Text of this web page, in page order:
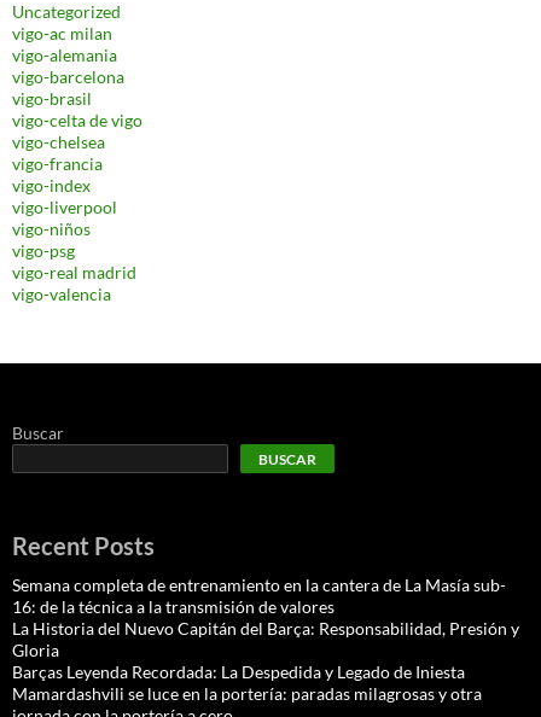
Uncategorized
vigo-ac milan
vigo-alemania
vigo-barcelona
vigo-brasil
vigo-celta de vigo
vigo-chelsea
vigo-francia
vigo-index
vigo-liverpool
vigo-niños
vigo-psg
vigo-real madrid
vigo-valencia
Buscar
BUSCAR
Recent Posts
Semana completa de entrenamiento en la cantera de La Masía sub-
16: de la técnica a la transmisión de valores
La Historia del Nuevo Capitán del Barça: Responsabilidad, Presión y
Gloria
Barças Leyenda Recordada: La Despedida y Legado de Iniesta
Mamardashvili se luce en la portería: paradas milagrosas y otra